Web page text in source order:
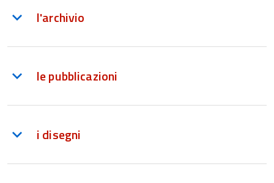
l'archivio
le pubblicazioni
i disegni